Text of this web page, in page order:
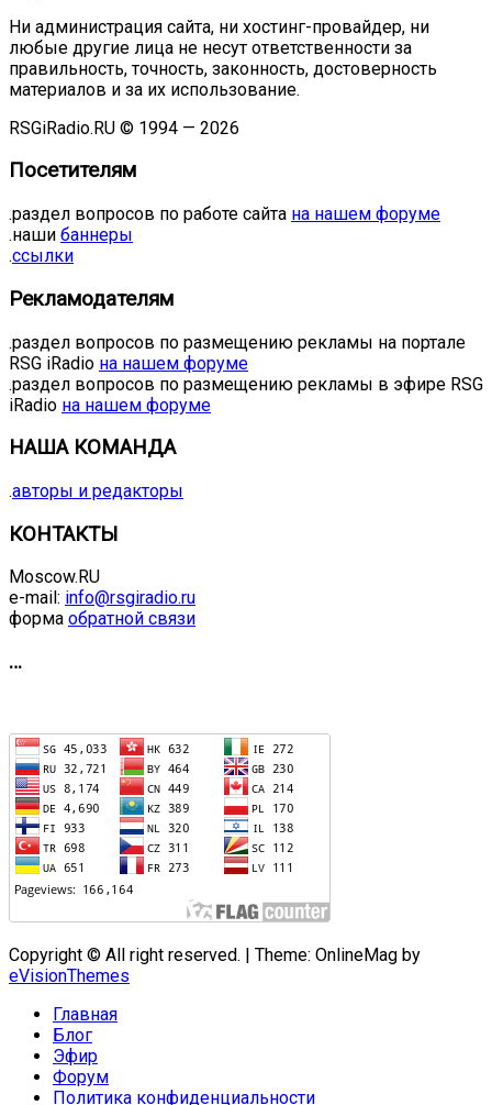
Ни администрация сайта, ни хостинг-провайдер, ни
любые другие лица не несут ответственности за
правильность, точность, законность, достоверность
материалов и за их использование.
RSGiRadio.RU © 1994 — 2026
Посетителям
.раздел вопросов по работе сайта на нашем форуме
.наши баннеры
.ссылки
Рекламодателям
.раздел вопросов по размещению рекламы на портале
RSG iRadio на нашем форуме
.раздел вопросов по размещению рекламы в эфире RSG
iRadio на нашем форуме
НАША КОМАНДА
.авторы и редакторы
КОНТАКТЫ
Moscow.RU
e-mail: info@rsgiradio.ru
форма обратной связи
…
Copyright © All right reserved. | Theme: OnlineMag by
eVisionThemes
Главная
Блог
Эфир
Форум
Политика конфиденциальности